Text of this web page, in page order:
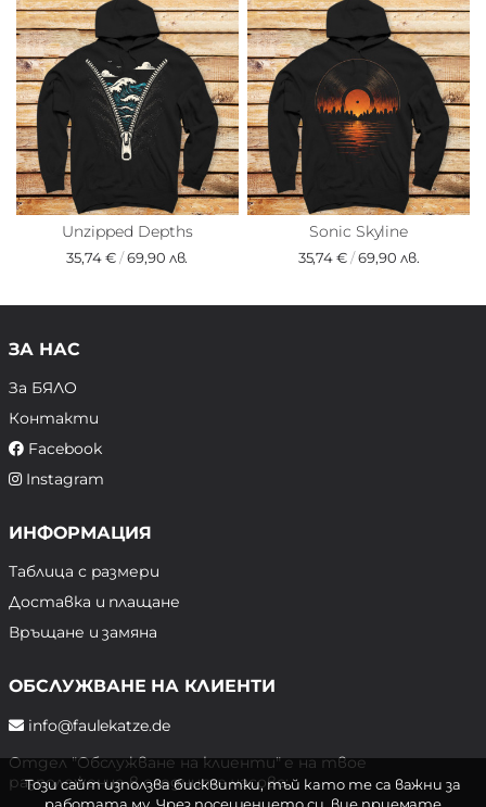
Unzipped Depths
35,74 €/69,90 лв.
Sonic Skyline
35,74 €/69,90 лв.
ЗА НАС
За БЯЛО
Контакти
Facebook
Instagram
ИНФОРМАЦИЯ
Таблица с размери
Доставка и плащане
Връщане и замяна
ОБСЛУЖВАНЕ НА КЛИЕНТИ
info@faulekatze.de
Отдел "Обслужване на клиенти" е на твое
разположение в следните часове:
Този сайт използва бисквитки, тъй като те са важни за